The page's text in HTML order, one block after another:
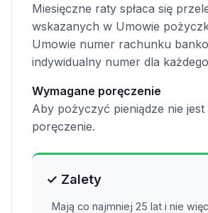
Miesięczne raty spłaca się
wskazanych w Umowie
Umowie numer rachunku
indywidualny numer dla
Wymagane poręczenie
Aby pożyczyć pieniądze nie jest
poręczenie.
✓ Zalety
Mają co najmniej 25 lat i nie